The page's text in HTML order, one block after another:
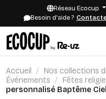
Réseau Ecocup
Besoin d'aide ?
Accueil Nos collections
Événements
Fêtes
personnalisé Baptême